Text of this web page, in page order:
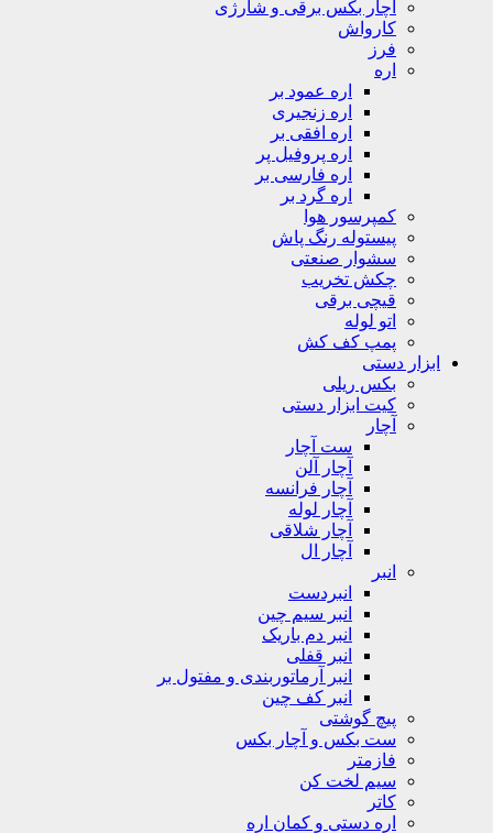
آچار بکس برقی و شارژی
کارواش
فرز
اره
اره عمود بر
اره زنجیری
اره افقی بر
اره پروفیل پر
اره فارسی بر
اره گرد بر
کمپرسور هوا
پیستوله رنگ پاش
سشوار صنعتی
چکش تخریب
قیچی برقی
اتو لوله
پمپ کف کش
ابزار دستی
بکس ریلی
کیت ابزار دستی
آچار
ست آچار
آچار آلن
آچار فرانسه
آچار لوله
آچار شلاقی
آچار ال
انبر
انبردست
انبر سیم چین
انبر دم باریک
انبر قفلی
انبر آرماتوربندی و مفتول بر
انبر کف چین
پیچ گوشتی
ست بکس و آچار بکس
فازمتر
سیم لخت کن
کاتر
اره دستی و کمان اره